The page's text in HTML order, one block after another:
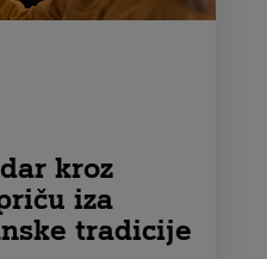
kroz
iza
tradicije